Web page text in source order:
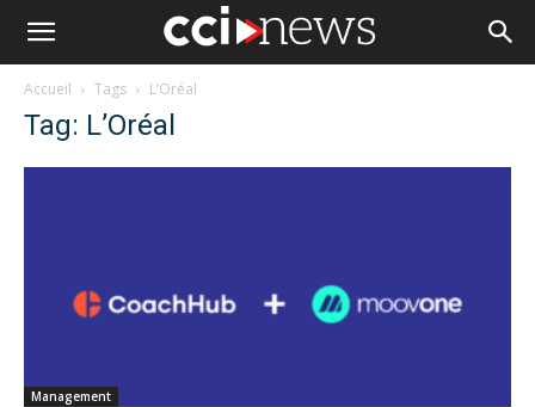
Accueil Tags L’Oréal
Tag: L’Oréal
Management